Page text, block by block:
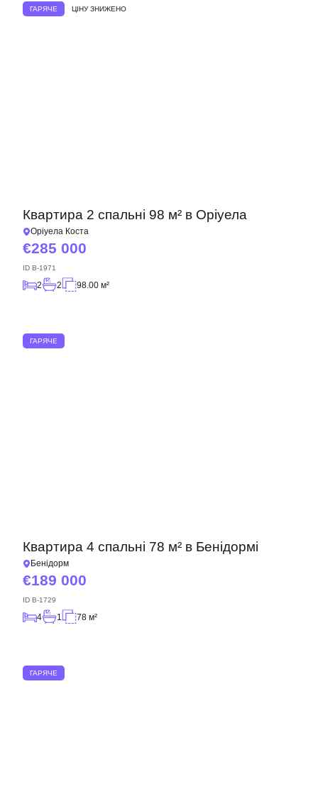
ГАРЯЧЕ ЦІНУ ЗНИЖЕНО
Квартира 2 спальні 98 м² в Оріуела
Оріуела Коста
285 000
ID B-1971
2 2 98.00 м²
ГАРЯЧЕ
Квартира 4 спальні 78 м² в Бенідормі
Бенідорм
189 000
ID B-1729
4 1 78 м²
ГАРЯЧЕ